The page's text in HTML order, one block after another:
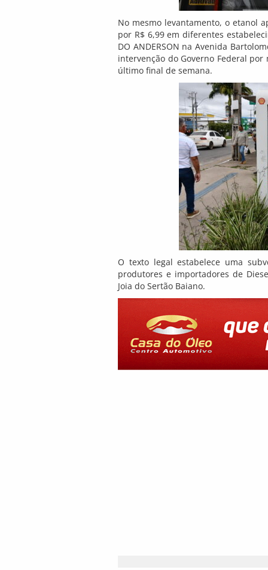
No mesmo levantamento, o etanol
por R$ 6,99 em diferentes
DO ANDERSON na Avenida
intervenção do Governo Federal
último final de semana.
O texto legal estabelece uma
produtores e importadores de
Joia do Sertão Baiano.